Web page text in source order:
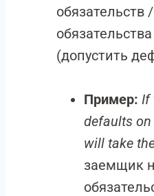
(допустить
Пример: If
defaults
will take
заемщик